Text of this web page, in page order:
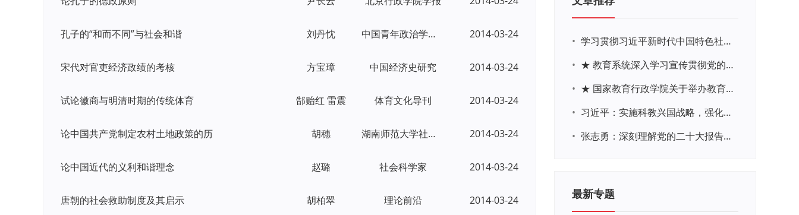
孔子的“和而不同”与社会和谐 刘丹忱 中国青年政治学院学报 2014-03-24
宋代对官吏经济政绩的考核 方宝璋 中国经济史研究 2014-03-24
试论徽商与明清时期的传统体育 郜贻红 雷震 体育文化导刊 2014-03-24
论中国共产党制定农村土地政策的历 胡穗 湖南师范大学社会科学学报 2014-03-24
论中国近代的义利和谐理念 赵璐 社会科学家 2014-03-24
唐朝的社会救助制度及其启示 胡柏翠 理论前沿 2014-03-24
•
学习贯彻习近平新时代中国特色社会主义思想主题教育网络培训
•
★ 教育系统深入学习宣传贯彻党的二十大精神学习专题
•
★ 国家教育行政学院关于举办教育系统深入学习宣传贯彻党的二十大精神专题网络培训的通知
•
习近平：实施科教兴国战略，强化现代化建设人才支撑
•
张志勇：深刻理解党的二十大报告关于教育的新思想、新战略、新要求
最新专题